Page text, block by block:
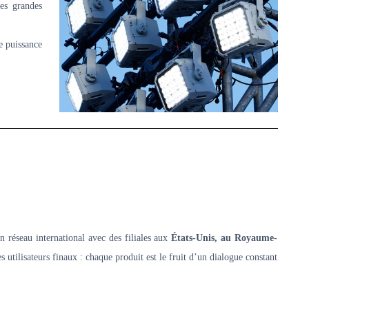
grandes
réseau international avec des filiales auxÉtats-Unis, au Royaume-
utilisateurs finaux : chaque produit est le fruit d’un dialogue constant